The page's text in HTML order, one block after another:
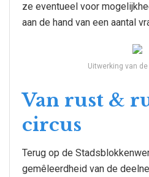
ze eventueel voor
aan de hand van een aantal
Uitwerking van
Van rust &
circus
Terug op de
gemêleerdheid van de